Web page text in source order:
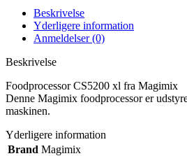
Beskrivelse
Yderligere information
Anmeldelser (0)
Beskrivelse
Foodprocessor CS5200 xl fra Magimix
Denne Magimix foodprocessor er
maskinen.
Yderligere information
Brand Magimix